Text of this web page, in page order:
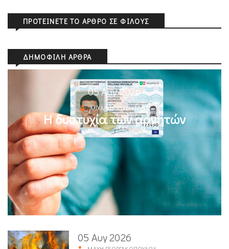
ΠΡΟΤΕΊΝΕΤΕ ΤΟ ΆΡΘΡΟ ΣΕ ΦΊΛΟΥΣ
ΔΗΜΟΦΙΛΉ ΆΡΘΡΑ
05 Αυγ 2026
ΜΙΧΆΛΗΣ ΚΥΡΙΑΚΊΔΗΣ
Η δυστυχία των αρνητών
05 Αυγ 2026